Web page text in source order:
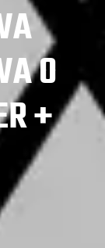
O
+